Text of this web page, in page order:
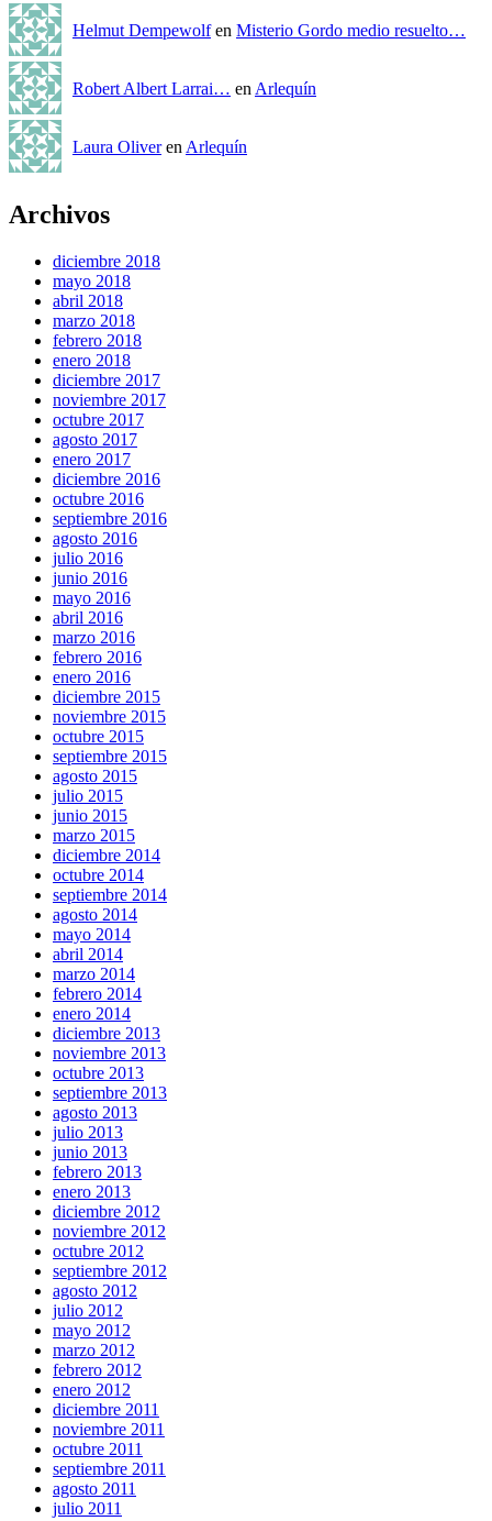
Helmut Dempewolfen Misterio Gordo medio resuelto…
Robert Albert Larrai… enArlequín
Laura OliverenArlequín
Archivos
diciembre 2018
mayo 2018
abril 2018
marzo 2018
febrero 2018
enero 2018
diciembre 2017
noviembre 2017
octubre 2017
agosto 2017
enero 2017
diciembre 2016
octubre 2016
septiembre 2016
agosto 2016
julio 2016
junio 2016
mayo 2016
abril 2016
marzo 2016
febrero 2016
enero 2016
diciembre 2015
noviembre 2015
octubre 2015
septiembre 2015
agosto 2015
julio 2015
junio 2015
marzo 2015
diciembre 2014
octubre 2014
septiembre 2014
agosto 2014
mayo 2014
abril 2014
marzo 2014
febrero 2014
enero 2014
diciembre 2013
noviembre 2013
octubre 2013
septiembre 2013
agosto 2013
julio 2013
junio 2013
febrero 2013
enero 2013
diciembre 2012
noviembre 2012
octubre 2012
septiembre 2012
agosto 2012
julio 2012
mayo 2012
marzo 2012
febrero 2012
enero 2012
diciembre 2011
noviembre 2011
octubre 2011
septiembre 2011
agosto 2011
julio 2011